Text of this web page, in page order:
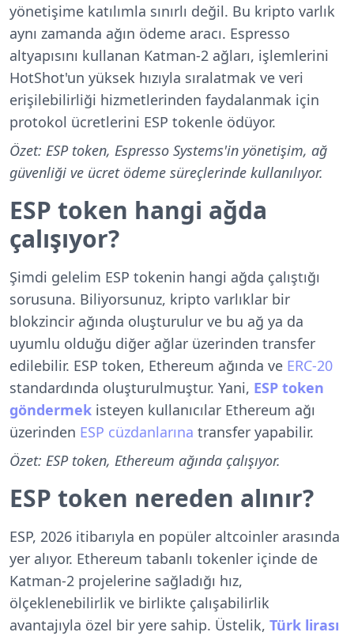
yönetişime katılımla sınırlı değil. Bu kripto varlık
aynı zamanda ağın ödeme aracı. Espresso
altyapısını kullanan Katman-2 ağları, işlemlerini
HotShot'un yüksek hızıyla sıralatmak ve veri
erişilebilirliği hizmetlerinden faydalanmak için
protokol ücretlerini ESP tokenle ödüyor.
Özet: ESP token, Espresso Systems'in yönetişim, ağ
güvenliği ve ücret ödeme süreçlerinde kullanılıyor.
ESP token hangi ağda
çalışıyor?
Şimdi gelelim ESP tokenin hangi ağda çalıştığı
sorusuna. Biliyorsunuz, kripto varlıklar bir
blokzincir ağında oluşturulur ve bu ağ ya da
uyumlu olduğu diğer ağlar üzerinden transfer
edilebilir. ESP token, Ethereum ağında ve ERC-20
standardında oluşturulmuştur. Yani, ESP token
göndermek isteyen kullanıcılar Ethereum ağı
üzerinden ESP cüzdanlarına transfer yapabilir.
Özet: ESP token, Ethereum ağında çalışıyor.
ESP token nereden alınır?
ESP, 2026 itibarıyla en popüler altcoinler arasında
yer alıyor. Ethereum tabanlı tokenler içinde de
Katman-2 projelerine sağladığı hız,
ölçeklenebilirlik ve birlikte çalışabilirlik
avantajıyla özel bir yere sahip. Üstelik, Türk lirası